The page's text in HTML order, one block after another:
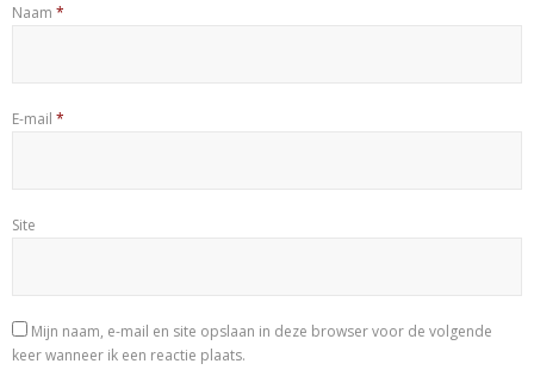
Naam *
E-mail *
Site
Mijn naam, e-mail en site opslaan in deze browser voor de volgende
keer wanneer ik een reactie plaats.